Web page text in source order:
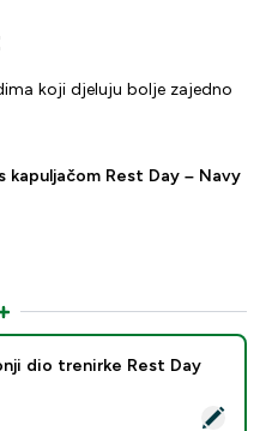
koji djeluju bolje zajedno
kapuljačom Rest Day – Navy
MP muški donji dio trenirke
dio trenirke Rest Day
price